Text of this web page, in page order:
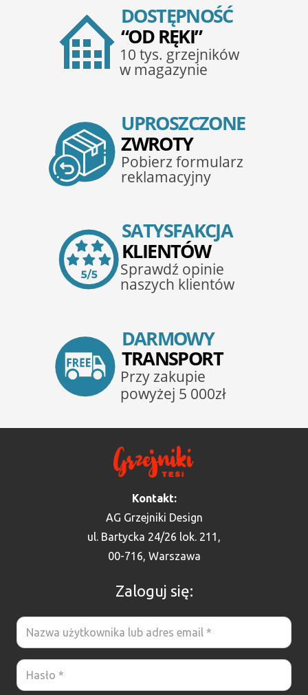
Kontakt:
AG Grzejniki Design
ul. Bartycka 24/26 lok. 211,
00-716, Warszawa
Zaloguj się: